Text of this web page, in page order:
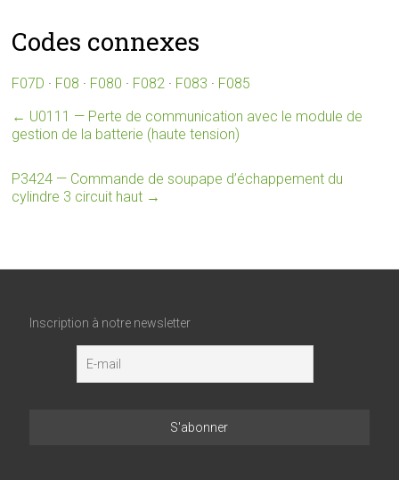
Codes connexes
F07D · F08 · F080 · F082 · F083 · F085
← U0111 — Perte de communication avec le module de
gestion de la batterie (haute tension)
P3424 — Commande de soupape d’échappement du
cylindre 3 circuit haut →
Inscription à notre newsletter